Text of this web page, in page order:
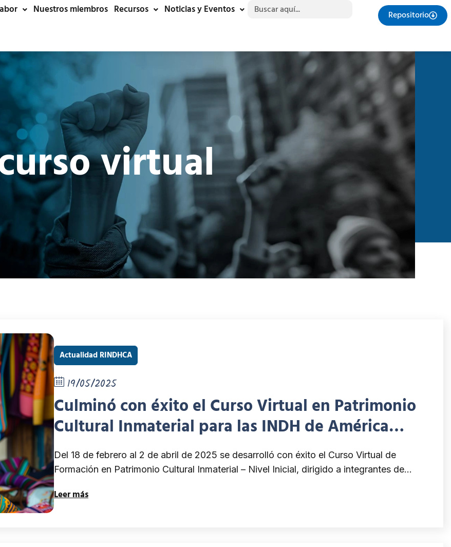
Nuestros miembros Recursos Noticias y Eventos Buscar:
Repositorio
virtual
Actualidad RINDHCA
19/05/2025
Culminó con éxito el Curso Virtual en Patrimonio
Cultural Inmaterial para las INDH de América
Latina
Del 18 de febrero al 2 de abril de 2025 se desarrolló con éxito el Curso Virtual de
Formación en Patrimonio Cultural Inmaterial – Nivel Inicial, dirigido a integrantes de…
Leer más